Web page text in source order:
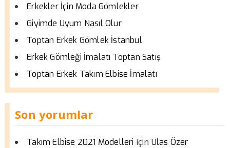
Erkekler İçin Moda Gömlekler
Giyimde Uyum Nasıl Olur
Toptan Erkek Gömlek İstanbul
Erkek Gömleği İmalatı Toptan Satış
Toptan Erkek Takım Elbise İmalatı
Son yorumlar
Takım Elbise 2021 Modelleri için Ulas Özer